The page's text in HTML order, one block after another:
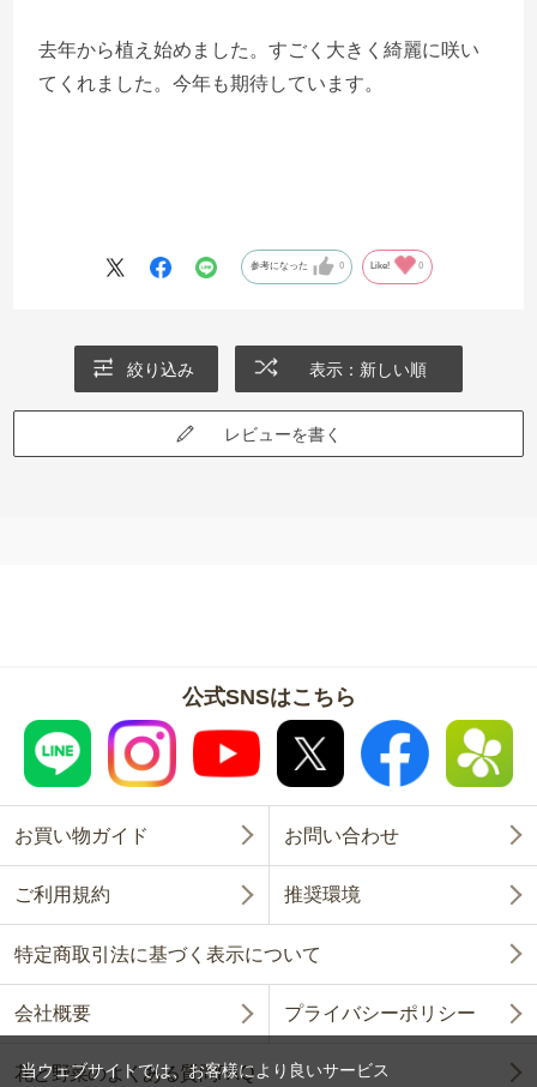
去年から植え始めました。すごく大きく綺麗に咲い
てくれました。今年も期待しています。
参考になった 0 Like! 0
絞り込み 表示：新しい順
レビューを書く
公式SNSはこちら
お買い物ガイド お問い合わせ
ご利用規約 推奨環境
特定商取引法に基づく表示について
会社概要 プライバシーポリシー
花と野菜のよくある質問FAQ
当ウェブサイトでは、お客様により良いサービス